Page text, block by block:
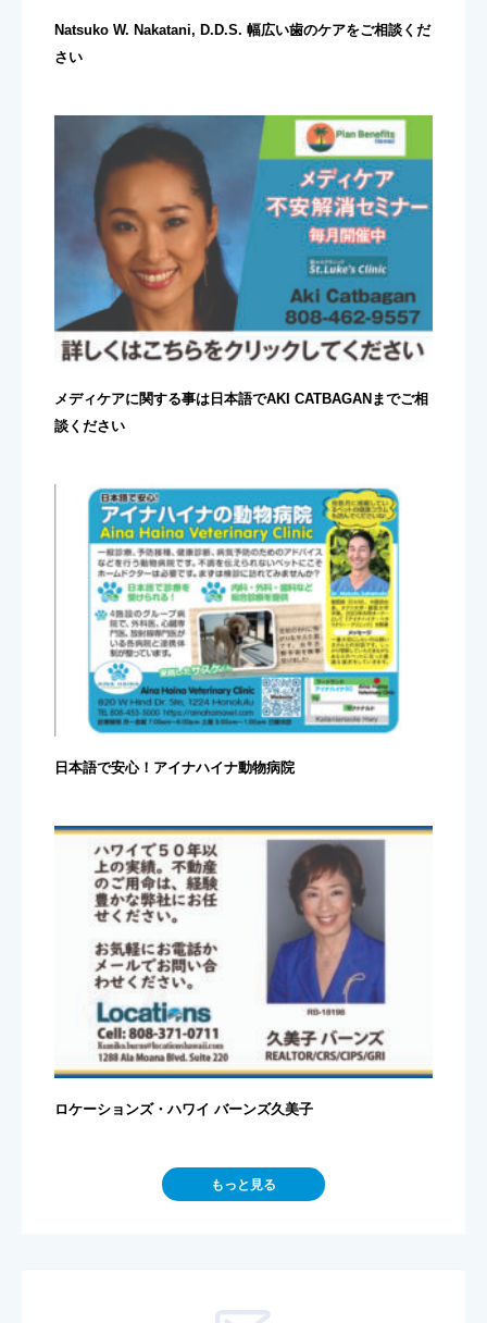
Natsuko W. Nakatani, D.D.S. 幅広い歯のケアをご相談くだ
さい
メディケアに関する事は日本語でAKI CATBAGANまでご相
談ください
日本語で安心！アイナハイナ動物病院
ロケーションズ・ハワイ バーンズ久美子
もっと見る